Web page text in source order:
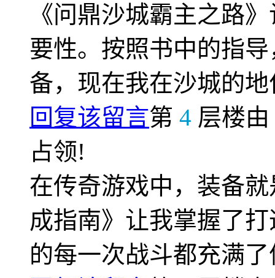
《问鼎沙城霸主之路
要性。按照书中的指
备，现在我在沙城的
回复该留言第 4 层楼由
占领!
在传奇游戏中，装备
成指南》让我掌握了
的每一次战斗都充满